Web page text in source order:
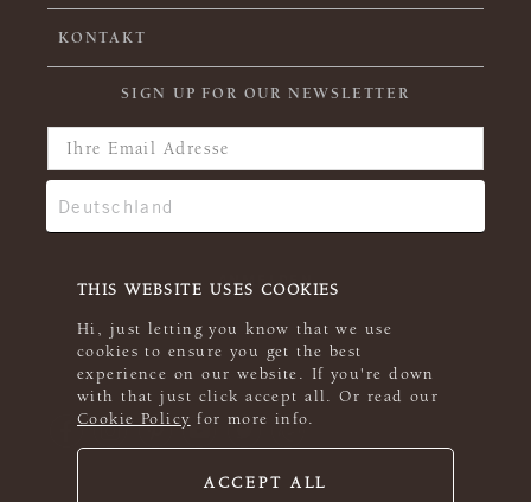
THIS WEBSITE USES COOKIES
Hi, just letting you know that we use
cookies to ensure you get the best
experience on our website. If you're down
with that just click accept all. Or read our
Cookie Policy for more info.
ACCEPT ALL
KONTAKT
SIGN UP FOR OUR NEWSLETTER